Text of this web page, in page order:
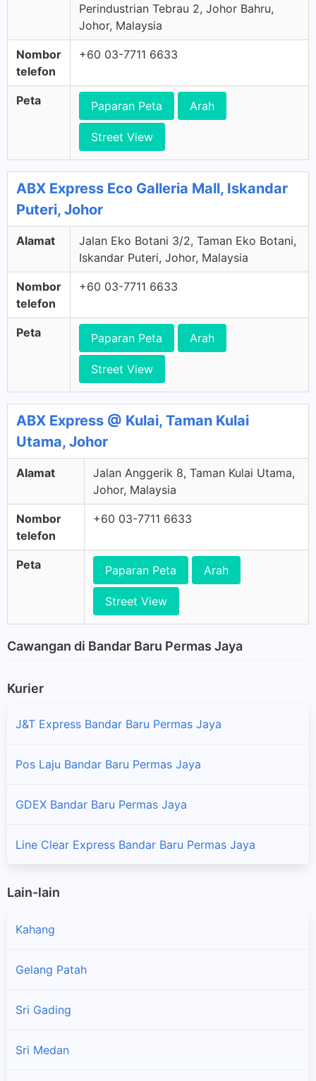
Perindustrian Tebrau 2, Johor Bahru,
Johor, Malaysia
Nombor
telefon
+60 03-7711 6633
Peta Paparan Peta Arah
Street View
ABX Express Eco Galleria Mall, Iskandar
Puteri, Johor
Alamat
Jalan Eko Botani 3/2, Taman Eko Botani,
Iskandar Puteri, Johor, Malaysia
Nombor
telefon
+60 03-7711 6633
Peta Paparan Peta Arah
Street View
ABX Express @ Kulai, Taman Kulai
Utama, Johor
Alamat
Jalan Anggerik 8, Taman Kulai Utama,
Johor, Malaysia
Nombor
telefon
+60 03-7711 6633
Peta Paparan Peta Arah
Street View
Cawangan di Bandar Baru Permas Jaya
Kurier
J&T Express Bandar Baru Permas Jaya
Pos Laju Bandar Baru Permas Jaya
GDEX Bandar Baru Permas Jaya
Line Clear Express Bandar Baru Permas Jaya
Lain-lain
Kahang
Gelang Patah
Sri Gading
Sri Medan